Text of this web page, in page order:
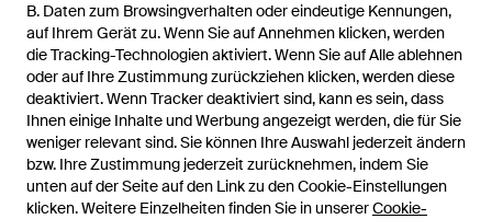
B. Daten zum Browsingverhalten oder eindeutige Kennungen,
auf Ihrem Gerät zu. Wenn Sie auf Annehmen klicken, werden
die Tracking-Technologien aktiviert. Wenn Sie auf Alle ablehnen
oder auf Ihre Zustimmung zurückziehen klicken, werden diese
deaktiviert. Wenn Tracker deaktiviert sind, kann es sein, dass
Ihnen einige Inhalte und Werbung angezeigt werden, die für Sie
weniger relevant sind. Sie können Ihre Auswahl jederzeit ändern
bzw. Ihre Zustimmung jederzeit zurücknehmen, indem Sie
unten auf der Seite auf den Link zu den Cookie-Einstellungen
klicken. Weitere Einzelheiten finden Sie in unsererCookie-
B. Daten zum Browsingverhalten oder eindeutige Kennungen,
auf Ihrem Gerät zu. Wenn Sie auf Annehmen klicken, werden
die Tracking-Technologien aktiviert. Wenn Sie auf Alle ablehnen
oder auf Ihre Zustimmung zurückziehen klicken, werden diese
deaktiviert. Wenn Tracker deaktiviert sind, kann es sein, dass
Ihnen einige Inhalte und Werbung angezeigt werden, die für Sie
weniger relevant sind. Sie können Ihre Auswahl jederzeit ändern
bzw. Ihre Zustimmung jederzeit zurücknehmen, indem Sie
unten auf der Seite auf den Link zu den Cookie-Einstellungen
klicken. Weitere Einzelheiten finden Sie in unsererCookie-
2.750 €
Chopova Lowena
Gerüschtes Bernardette
Minikleid Mit V-Ausschnitt -
Grau
Von FARFETCH
AUSVERKAUFT
718 €
Chopova Lowena
Straight Ride Minirock Mit
Nieten - Rot
Von FARFETCH
AUSVERKAUFT